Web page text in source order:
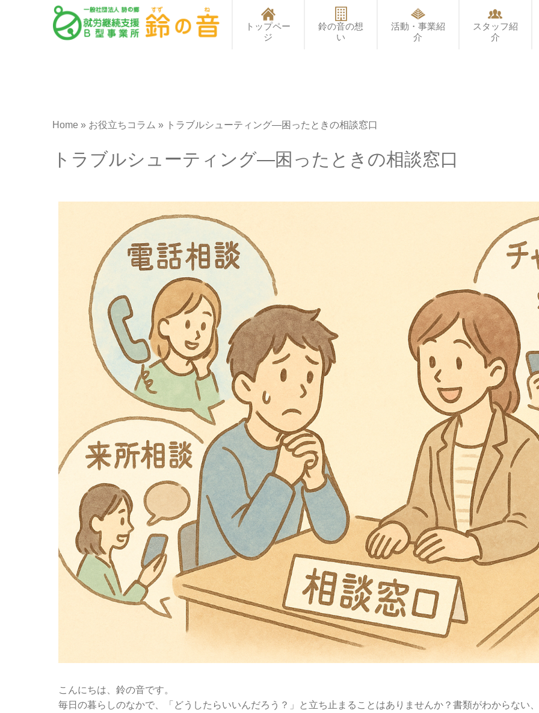
トップペー
ジ
鈴の音の想
い
活動・事業紹
介
スタッフ紹
介
Home » お役立ちコラム » トラブルシューティング―困ったときの相談窓口
トラブルシューティング―困ったときの相談窓口
こんにちは、鈴の音です。
毎日の暮らしのなかで、「どうしたらいいんだろう？」と立ち止まることはありませんか？書類がわからない